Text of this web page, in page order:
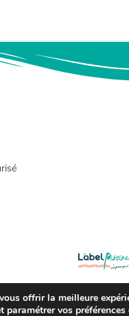
© 2026 –Mentions
offrir la meilleure
paramétrer vos préférences